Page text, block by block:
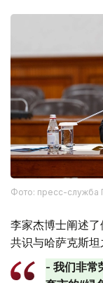
Фото: пресс-служба
李家杰博士阐述
共识与哈萨克斯坦
- 我们非常